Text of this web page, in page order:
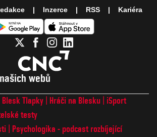
webů
Blesk Tlapky Hráči na Blesku
iSport
testy
Psychologika - podcast rozbíjející
Inzerce RSS Kariéra